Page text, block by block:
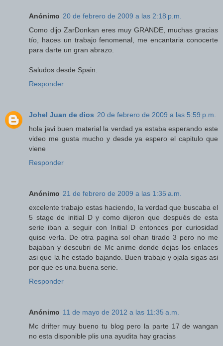
Anónimo 20 de febrero de 2009 a las 2:18 p.m.
Como dijo ZarDonkan eres muy GRANDE, muchas gracias
tío, haces un trabajo fenomenal, me encantaria conocerte
para darte un gran abrazo.
Saludos desde Spain.
Responder
Johel Juan de dios 20 de febrero de 2009 a las 5:59 p.m.
hola javi buen material la verdad ya estaba esperando este
video me gusta mucho y desde ya espero el capitulo que
viene
Responder
Anónimo 21 de febrero de 2009 a las 1:35 a.m.
excelente trabajo estas haciendo, la verdad que buscaba el
5 stage de initial D y como dijeron que después de esta
serie iban a seguir con Initial D entonces por curiosidad
quise verla. De otra pagina sol ohan tirado 3 pero no me
bajaban y descubri de Mc anime donde dejas los enlaces
asi que la he estado bajando. Buen trabajo y ojala sigas asi
por que es una buena serie.
Responder
Anónimo 11 de mayo de 2012 a las 11:35 a.m.
Mc drifter muy bueno tu blog pero la parte 17 de wangan
no esta disponible plis una ayudita hay gracias